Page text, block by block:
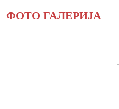
ФОТО ГАЛЕРИЈА